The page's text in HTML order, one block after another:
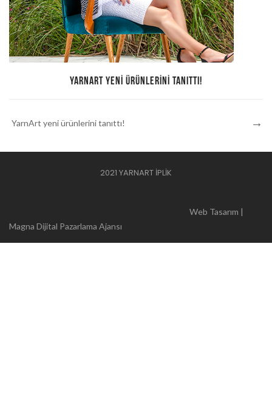
YARNART YENI ÜRÜNLERINI TANITTI!
YarnArt yeni ürünlerini tanıttı!
2021 YARNART İPLİK
Web Tasarım |
Magna Dijital Pazarlama Ajansı